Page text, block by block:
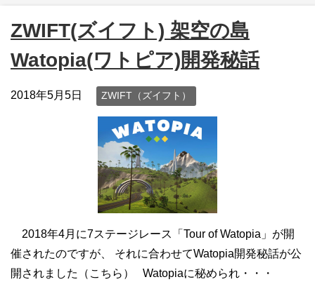
ZWIFT(ズイフト) 架空の島
Watopia(ワトピア)開発秘話
2018年5月5日 ZWIFT（ズイフト）
2018年4月に7ステージレース「Tour of Watopia」が開
催されたのですが、 それに合わせてWatopia開発秘話が公
開されました（こちら） Watopiaに秘められ・・・